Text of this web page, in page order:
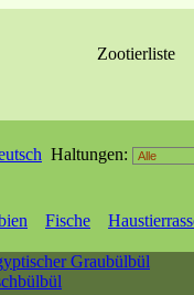
Zootierliste
Haltungen:
Fische
Graubülbül